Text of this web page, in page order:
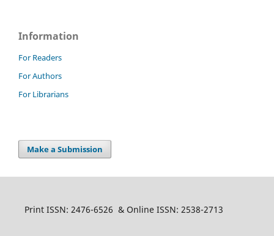
Information
For Readers
For Authors
For Librarians
Make a Submission
Print ISSN: 2476-6526 & Online ISSN: 2538-2713